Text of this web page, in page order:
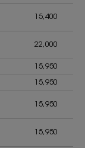
15,400
22,000
15,950
15,950
15,950
15,950